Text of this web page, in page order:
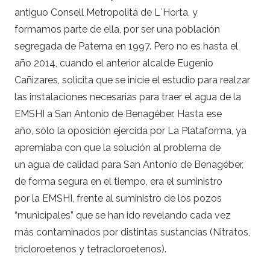
antiguo Consell Metropolitá de L`Horta, y
formamos parte de ella, por ser una población
segregada de Paterna en 1997. Pero no es hasta el
año 2014, cuando el anterior alcalde Eugenio
Cañizares, solicita que se inicie el estudio para realzar
las instalaciones necesarias para traer el agua de la
EMSHI a San Antonio de Benagéber. Hasta ese
año, sólo la oposición ejercida por La Plataforma, ya
apremiaba con que la solución al problema de
un agua de calidad para San Antonio de Benagéber,
de forma segura en el tiempo, era el suministro
por la EMSHI, frente al suministro de los pozos
“municipales” que se han ido revelando cada vez
más contaminados por distintas sustancias (Nitratos,
tricloroetenos y tetracloroetenos).